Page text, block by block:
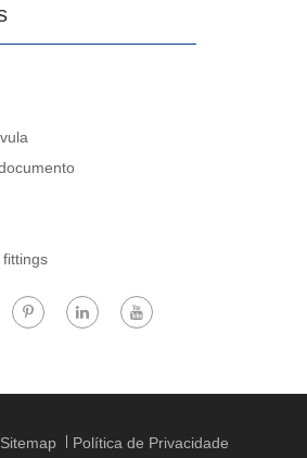
Sitemap Política de Privacidade